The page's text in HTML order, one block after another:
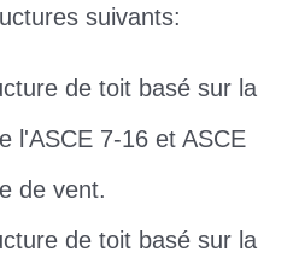
suivants:
de toit basé sur la
l'ASCE 7-16 et ASCE
de vent.
de toit basé sur la